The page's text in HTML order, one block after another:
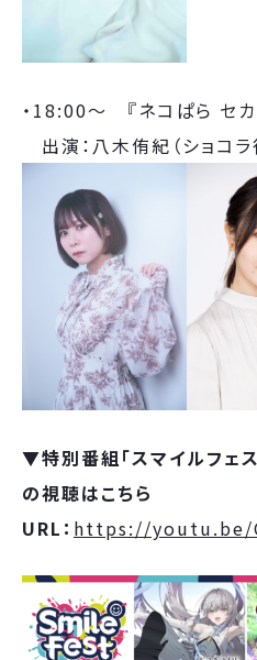
・18:00～ 『ネコぱら セカ
出演：八木侑紀（ショコラ
▼特別番組「スマイルフェ
の視聴はこちら
URL： https://youtu.be/